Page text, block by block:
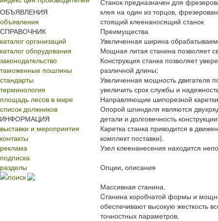
ОБЪЯВЛЕНИЯ
объявления
СПРАВОЧНИК
каталог организаций
каталог оборудования
законодательство
таможенные пошлины
стандарты
терминология
площадь лесов в мире
список должников
ИНФОРМАЦИЯ
выставки и мероприятия
контакты
реклама
подписка
разделы
поиск
Станок предназначен для
клея на один из торцов,
стоящий клеенаносящий станок
Преимущества
Увеличенная ширина
Мощная литая станина позволяет
Конструкция станка позволяет
различной длины;
Увеличенная мощность двигателя
увеличить срок службы и
Направляющие шипорезной
Опорой шпинделя являются
детали и долговечность
Каретка станка приводится в
комплект поставки).
Узел клеенанесения находится
Опции, описания
Массивная станина.
Cтанина коробчатой формы и
обеспечивают высокую жесткость
точностных параметров.